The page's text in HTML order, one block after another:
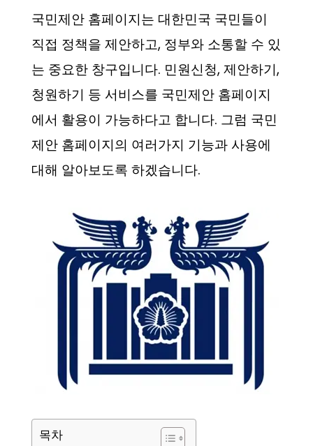
국민제안 홈페이지는 대한민국 국민들이
직접 정책을 제안하고, 정부와 소통할 수 있
는 중요한 창구입니다. 민원신청, 제안하기,
청원하기 등 서비스를 국민제안 홈페이지
에서 활용이 가능하다고 합니다. 그럼 국민
제안 홈페이지의 여러가지 기능과 사용에
대해 알아보도록 하겠습니다.
목차